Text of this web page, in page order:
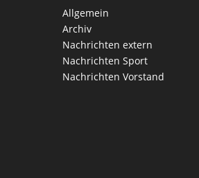
Allgemein
Archiv
Nachrichten extern
Nachrichten Sport
Nachrichten Vorstand